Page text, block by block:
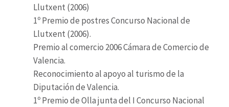
Llutxent (2006)
1º Premio de postres Concurso Nacional de
Llutxent (2006).
Premio al comercio 2006 Cámara de Comercio de
Valencia.
Reconocimiento al apoyo al turismo de la
Diputación de Valencia.
1º Premio de Olla junta del I Concurso Nacional